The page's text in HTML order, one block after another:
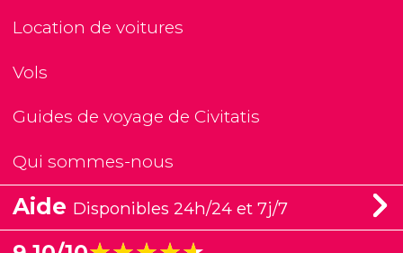
Location de voitures
Vols
Guides de voyage de Civitatis
Qui sommes-nous
Aide Disponibles 24h/24 et 7j/7